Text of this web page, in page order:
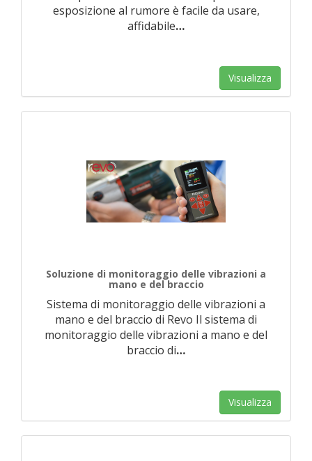
esposizione al rumore è facile da usare,
affidabile…
Visualizza
Soluzione di monitoraggio delle vibrazioni a
mano e del braccio
Sistema di monitoraggio delle vibrazioni a
mano e del braccio di Revo Il sistema di
monitoraggio delle vibrazioni a mano e del
braccio di…
Visualizza